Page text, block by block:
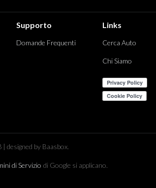
Supporto
Domande Frequenti
Links
Cerca Auto
Chi Siamo
designed by Baasbox.
di Servizio di Google si applicano.